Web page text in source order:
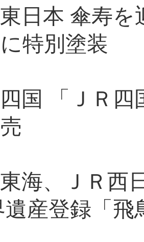
日本 傘寿
特別塗装
国 「ＪＲ
海、ＪＲ西
産登録「